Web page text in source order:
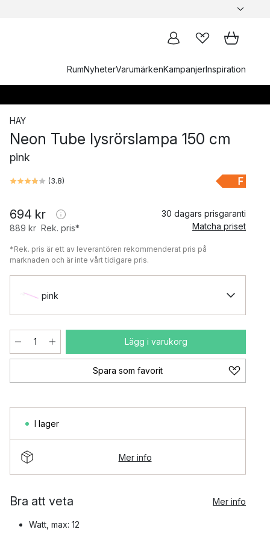
RumNyheterVarumärkenKampanjerInspiration
HAY
Neon Tube lysrörslampa 150 cm
pink
(3.8) F
694 kr
889 kr Rek. pris*
30 dagars prisgaranti
Matcha priset
*Rek. pris är ett av leverantören rekommenderat pris på
marknaden och är inte vårt tidigare pris.
pink
Lägg i varukorg
Spara som favorit
I lager
Mer info
Bra att veta Mer info
Watt, max: 12